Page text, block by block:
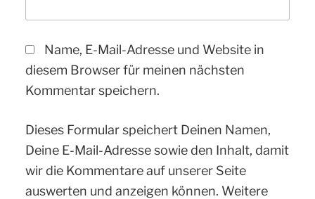
Name, E-Mail-Adresse und Website in
diesem Browser für meinen nächsten
Kommentar speichern.
Dieses Formular speichert Deinen Namen,
Deine E-Mail-Adresse sowie den Inhalt, damit
wir die Kommentare auf unserer Seite
auswerten und anzeigen können. Weitere